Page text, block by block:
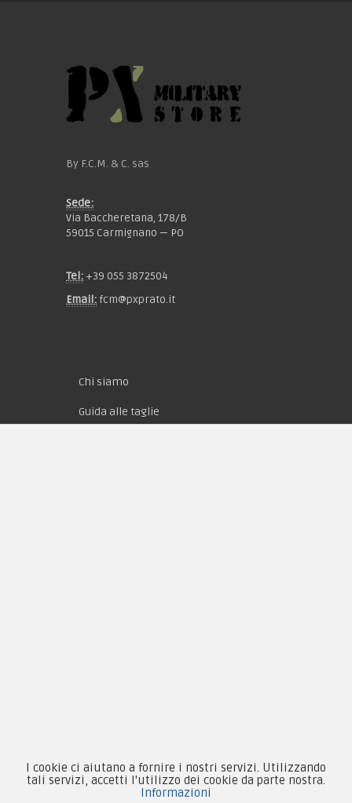
By F.C.M. & C. sas
Sede:
Via Baccheretana, 178/B
59015 Carmignano — PO
Tel: +39 055 3872504
Email: fcm@pxprato.it
Chi siamo
Guida alle taglie
Contattaci su Facebook
I cookie ci aiutano a fornire i nostri servizi. Utilizzando
tali servizi, accetti l'utilizzo dei cookie da parte nostra.
Informazioni